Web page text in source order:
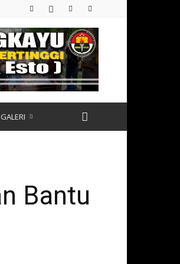
GALERI
Bantu